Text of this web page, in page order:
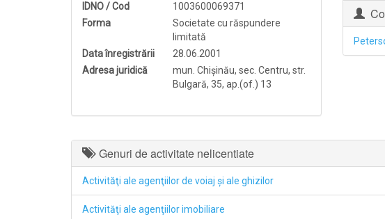
IDNO / Cod
1003600069371
Forma
Societate cu răspundere
limitată
Data înregistrării
28.06.2001
Adresa juridică
mun. Chişinău, sec. Centru, str.
Bulgară, 35, ap.(of.) 13
Genuri de activitate nelicentiate
Activităţi ale agenţiilor de voiaj şi ale ghizilor
Activităţi ale agenţiilor imobiliare